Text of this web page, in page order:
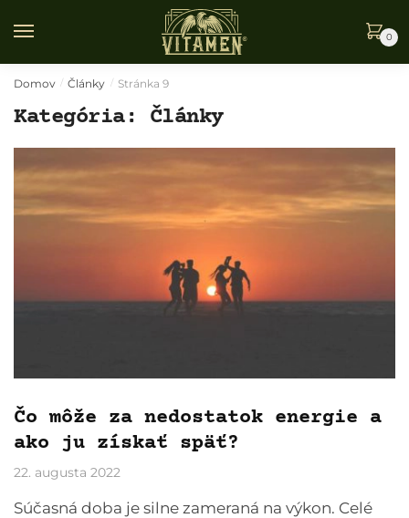
0
Domov / Články / Stránka 9
Kategória: Články
Čo môže za nedostatok energie a
ako ju získať späť?
22. augusta 2022
Súčasná doba je silne zameraná na výkon. Celé